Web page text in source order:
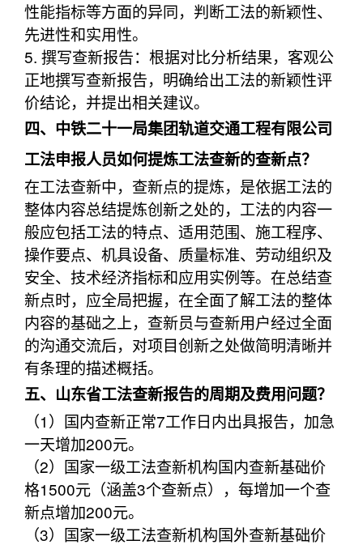
性能指标等方面的异同，判断工法的新颖性、
先进性和实用性。
5. 撰写查新报告：根据对比分析结果，客观公
正地撰写查新报告，明确给出工法的新颖性评
价结论，并提出相关建议。
四、中铁二十一局集团轨道交通工程有限公司
工法申报人员如何提炼工法查新的查新点？
在工法查新中，查新点的提炼，是依据工法的
整体内容总结提炼创新之处的，工法的内容一
般应包括工法的特点、适用范围、施工程序、
操作要点、机具设备、质量标准、劳动组织及
安全、技术经济指标和应用实例等。在总结查
新点时，应全局把握，在全面了解工法的整体
内容的基础之上，查新员与查新用户经过全面
的沟通交流后，对项目创新之处做简明清晰并
有条理的描述概括。
五、山东省工法查新报告的周期及费用问题？
（1）国内查新正常7工作日内出具报告，加急
一天增加200元。
（2）国家一级工法查新机构国内查新基础价
格1500元（涵盖3个查新点），每增加一个查
新点增加200元。
（3）国家一级工法查新机构国外查新基础价